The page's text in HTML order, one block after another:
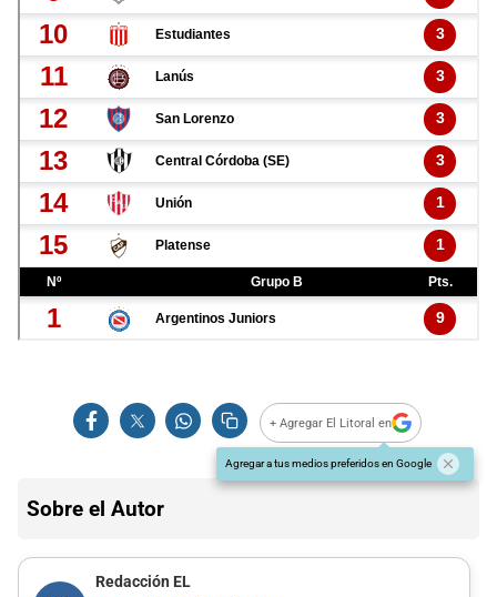
+ Agregar El Litoral en
Agregar a tus medios preferidos en Google
Sobre el Autor
Redacción EL